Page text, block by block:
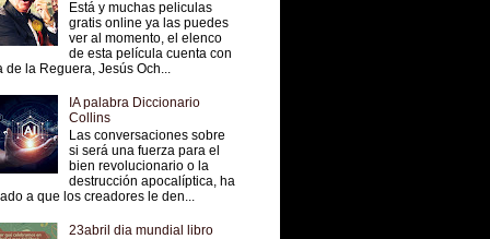
Está y muchas peliculas
gratis online ya las puedes
ver al momento, el elenco
de esta película cuenta con
de la Reguera, Jesús Och...
IA palabra Diccionario
Collins
Las conversaciones sobre
si será una fuerza para el
bien revolucionario o la
destrucción apocalíptica, ha
a que los creadores le den...
23abril dia mundial libro